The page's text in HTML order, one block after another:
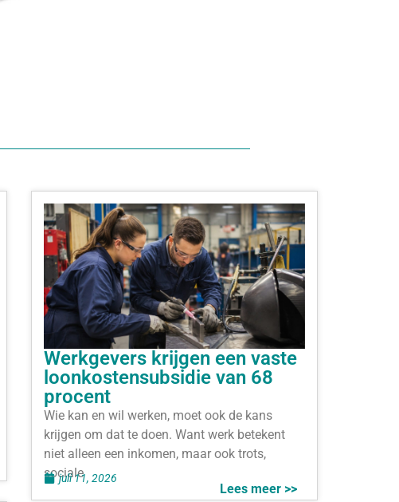
Werkgevers krijgen een vaste
loonkostensubsidie van 68
procent
Wie kan en wil werken, moet ook de kans
krijgen om dat te doen. Want werk betekent
niet alleen een inkomen, maar ook trots,
sociale
Lees meer >>
juli 11, 2026